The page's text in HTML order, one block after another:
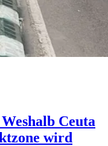
Ceuta
wird